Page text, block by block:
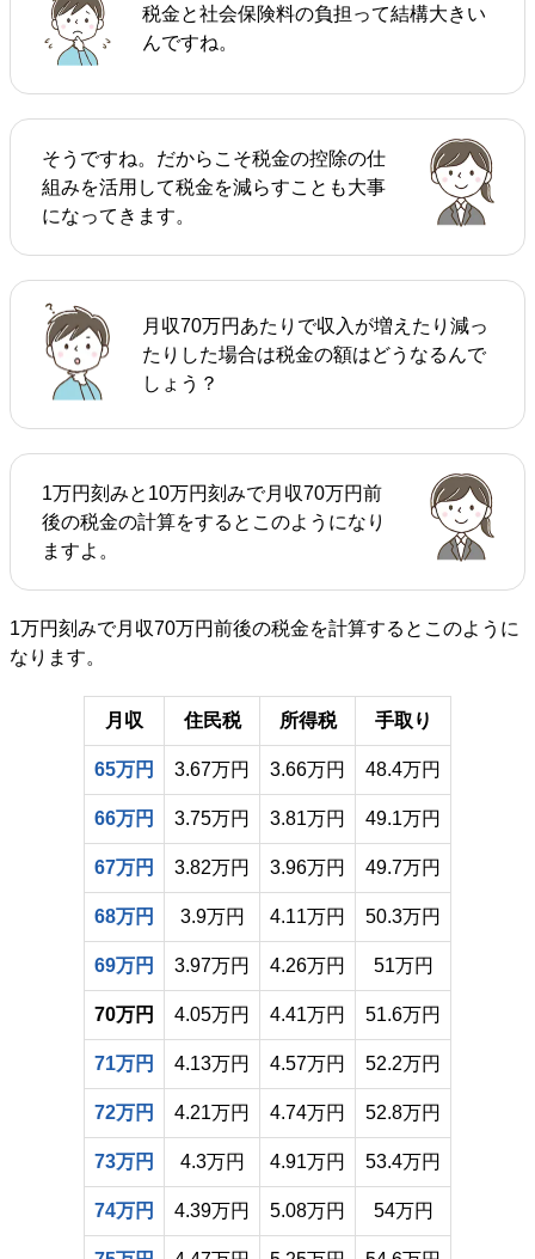
税金と社会保険料の負担って結構大きい
んですね。
そうですね。だからこそ税金の控除の仕
組みを活用して税金を減らすことも大事
になってきます。
月収70万円あたりで収入が増えたり減っ
たりした場合は税金の額はどうなるんで
しょう？
1万円刻みと10万円刻みで月収70万円前
後の税金の計算をするとこのようになり
ますよ。
1万円刻みで月収70万円前後の税金を計算するとこのように
なります。
月収 住民税 所得税 手取り
65万円 3.67万円 3.66万円 48.4万円
66万円 3.75万円 3.81万円 49.1万円
67万円 3.82万円 3.96万円 49.7万円
68万円 3.9万円 4.11万円 50.3万円
69万円 3.97万円 4.26万円 51万円
70万円 4.05万円 4.41万円 51.6万円
71万円 4.13万円 4.57万円 52.2万円
72万円 4.21万円 4.74万円 52.8万円
73万円 4.3万円 4.91万円 53.4万円
74万円 4.39万円 5.08万円 54万円